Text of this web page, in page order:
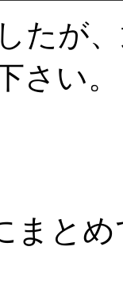
たが
さい。
まと